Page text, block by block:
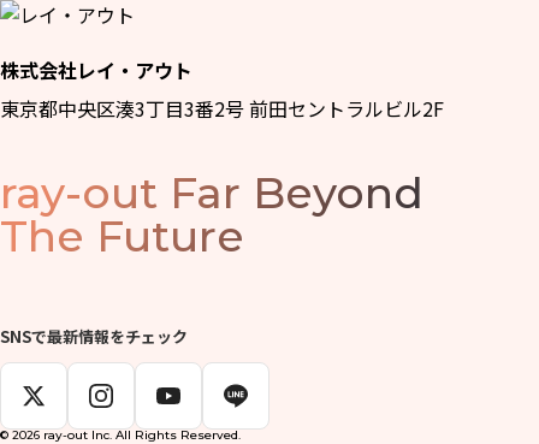
株式会社レイ・アウト
東京都中央区湊3丁目3番2号 前田セントラルビル2F
ray-out Far Beyond
The Future
SNSで最新情報をチェック
© 2026 ray-out Inc. All Rights Reserved.